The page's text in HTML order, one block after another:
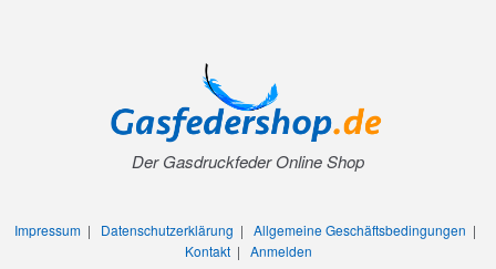
Der Gasdruckfeder Online Shop
Impressum| Datenschutzerklärung | Allgemeine Geschäftsbedingungen |
Kontakt| Anmelden